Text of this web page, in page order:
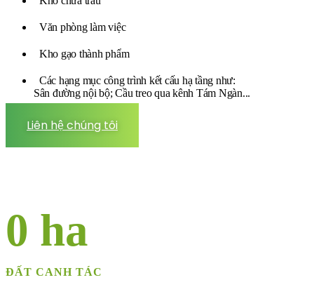
Văn phòng làm việc
Kho gạo thành phẩm
Các hạng mục công trình kết cấu hạ tầng như:
Sân đường nội bộ; Cầu treo qua kênh Tám Ngàn...
Liên hệ chúng tôi
0 ha
ĐẤT CANH TÁC